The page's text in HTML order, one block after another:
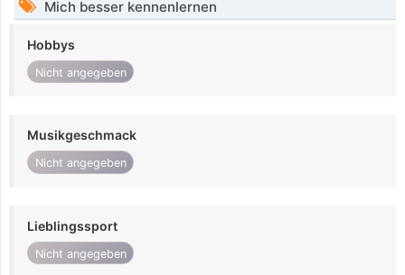
Mich besser kennenlernen
Hobbys
Nicht angegeben
Musikgeschmack
Nicht angegeben
Lieblingssport
Nicht angegeben